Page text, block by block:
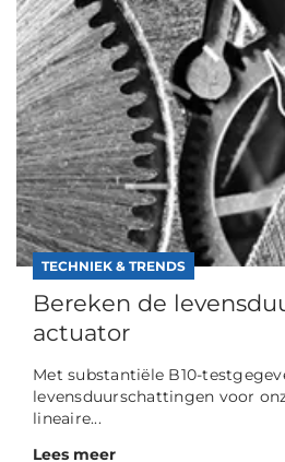
TECHNIEK & TRENDS
Bereken de
actuator
Met substantiële B10-
levensduurschattingen voor
lineaire...
Lees meer